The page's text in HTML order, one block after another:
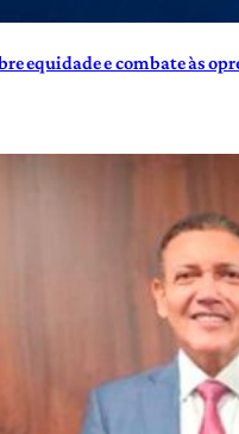
equidade e combate às